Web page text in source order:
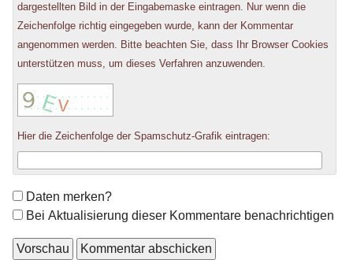
dargestellten Bild in der Eingabemaske eintragen. Nur wenn die
Zeichenfolge richtig eingegeben wurde, kann der Kommentar
angenommen werden. Bitte beachten Sie, dass Ihr Browser Cookies
unterstützen muss, um dieses Verfahren anzuwenden.
Hier die Zeichenfolge der Spamschutz-Grafik eintragen:
Formular-
Optionen
Daten merken?
Bei Aktualisierung dieser Kommentare benachrichtigen